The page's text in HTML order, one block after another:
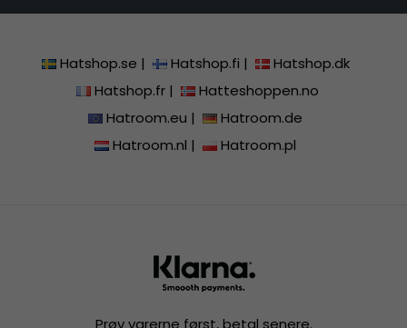
Hatshop.se | Hatshop.fi |
Hatshop.dk
Hatshop.fr|
Hatteshoppen.no
Hatroom.eu |
Hatroom.de
Hatroom.nl | Hatroom.pl
Prøv varerne først, betal senere.